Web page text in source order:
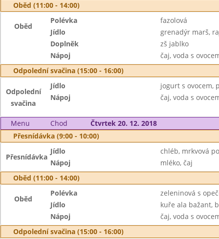
Oběd (11:00 - 14:00)
Oběd
Polévka
fazolová
Jídlo
grenadýr marš,
Doplněk
zš jablko
Nápoj
čaj, voda s
Odpolední svačina (15:00 - 16:00)
Odpolední
svačina
Jídlo
jogurt s ovocem,
Nápoj
čaj, voda s
Menu Chod
Čtvrtek 20. 12. 2018
Přesnídávka (9:00 - 10:00)
Přesnídávka
Jídlo
chléb, mrkvová
Nápoj
mléko, čaj
Oběd (11:00 - 14:00)
Oběd
Polévka
zeleninová s
Jídlo
kuře ala bažant,
Nápoj
čaj, voda s
Odpolední svačina (15:00 - 16:00)